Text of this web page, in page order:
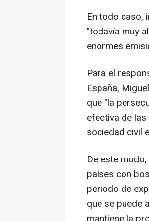
En todo caso,
"todavía muy
enormes
Para el
España,
que "la
efectiva de
sociedad civil
De este
países con
periodo de
que se puede